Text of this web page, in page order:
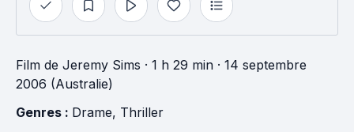
Film de Jeremy Sims · 1 h 29 min · 14 septembre
2006 (Australie)
Genres : Drame, Thriller